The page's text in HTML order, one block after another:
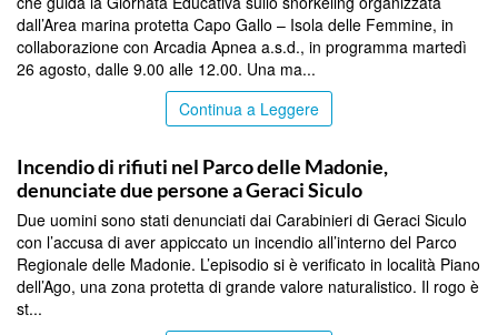
dall’Area marina protetta Capo Gallo – Isola delle Femmine, in
collaborazione con Arcadia Apnea a.s.d., in programma martedì
26 agosto, dalle 9.00 alle 12.00. Una ma...
Continua a Leggere
Incendio di rifiuti nel Parco delle Madonie,
denunciate due persone a Geraci Siculo
Due uomini sono stati denunciati dai Carabinieri di Geraci Siculo
con l’accusa di aver appiccato un incendio all’interno del Parco
Regionale delle Madonie. L’episodio si è verificato in località Piano
dell’Ago, una zona protetta di grande valore naturalistico. Il rogo è
st...